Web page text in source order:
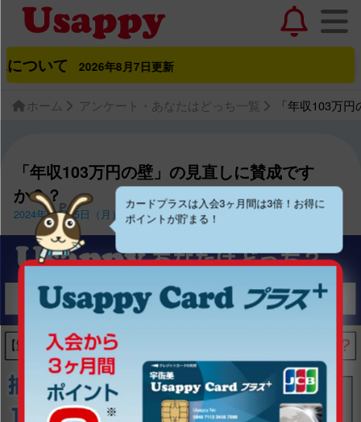
いて 2026年8月7日更新
ホーム アンケート・あなたはどっち一覧 「年収103万
「年収103万円の壁」の見直しに賛成です
か？？
2024年11月25日（月）〜2024年12月8日（日）
カードプラスは入会3ヶ月間は3倍！お得に
ポイントが貯まる！